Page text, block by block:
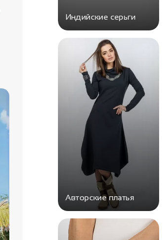
Индийские серьги
Авторские платья